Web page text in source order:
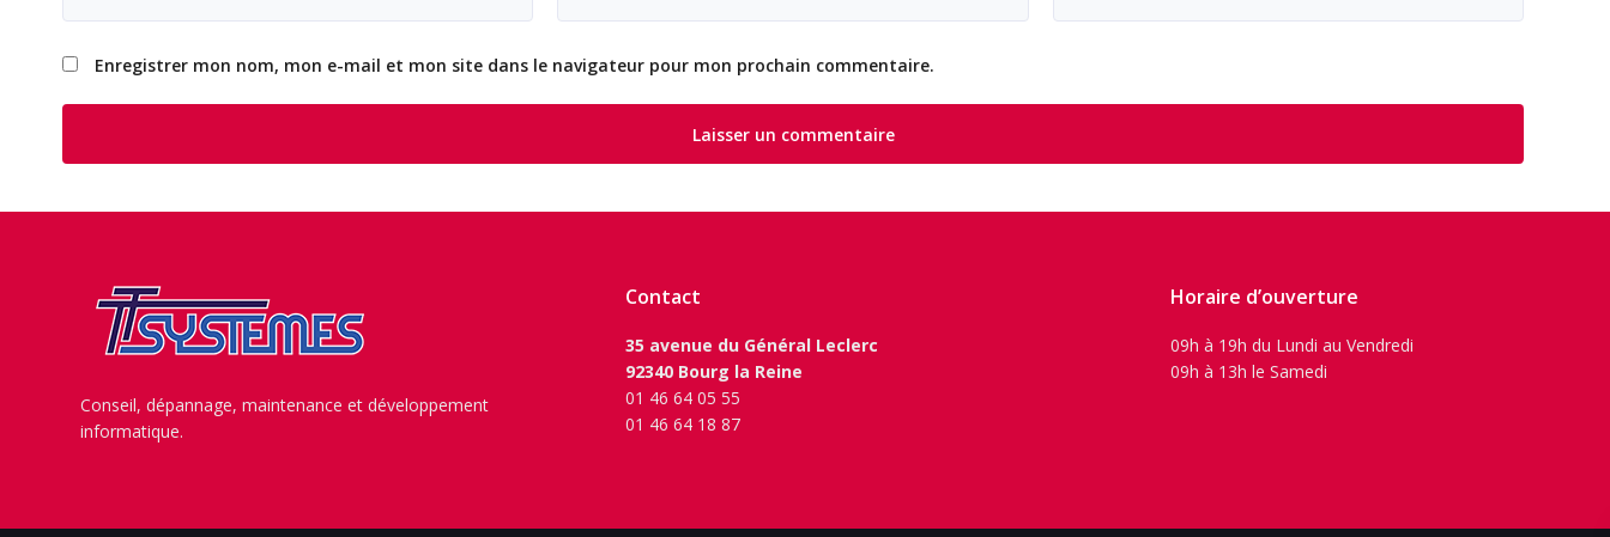
Enregistrer mon nom, mon e-mail et mon site dans le navigateur pour mon prochain commentaire.
Conseil, dépannage, maintenance et développement
informatique.
Contact
35 avenue du Général Leclerc
92340 Bourg la Reine
01 46 64 05 55
01 46 64 18 87
Horaire d’ouverture
09h à 19h du Lundi au Vendredi
09h à 13h le Samedi